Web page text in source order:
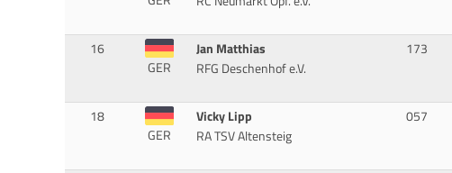
16
GER
Jan Matthias
RFG Deschenhof e.V.
173
18
GER
Vicky Lipp
RA TSV Altensteig
057